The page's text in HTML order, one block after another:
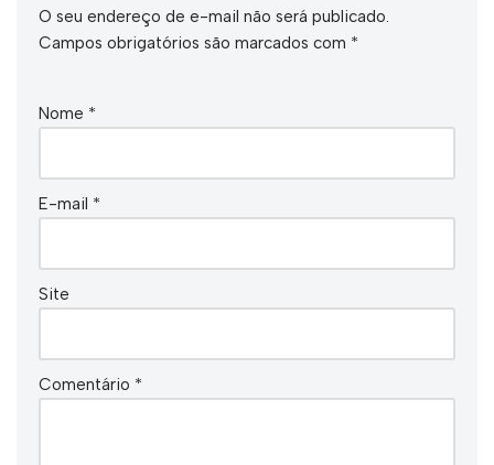
O seu endereço de e-mail não será publicado.
Campos obrigatórios são marcados com *
Nome *
E-mail *
Site
Comentário *